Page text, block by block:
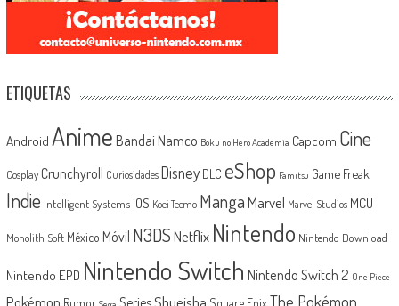
ETIQUETAS
Android Anime Bandai Namco Boku no Hero Academia Capcom Cine
Cosplay Crunchyroll Curiosidades Disney DLC eShop Famitsu Game Freak
Indie Intelligent Systems iOS Koei Tecmo MangaMarvel Marvel Studios MCU
Monolith Soft México Móvil N3DSNetflix Nintendo Nintendo Download
Nintendo EPD Nintendo Switch Nintendo Switch 2 One Piece
Pokémon Rumor Shueisha Square EnixThe Pokémon